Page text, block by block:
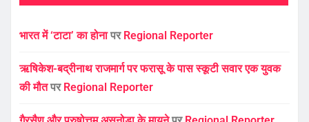
भारत में ‘टाटा’ का होनापर Regional Reporter
ऋषिकेश-बद्रीनाथ राजमार्ग पर फरासू के पास स्कूटी सवार एक युवक
की मौतपर Regional Reporter